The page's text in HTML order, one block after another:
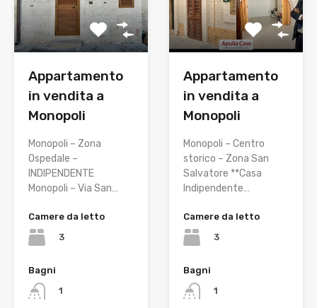
Appartamento
in vendita a
Monopoli
Monopoli – Zona
Ospedale –
INDIPENDENTE
Monopoli – Via San…
Camere da letto
3
Bagni
1
Appartamento
in vendita a
Monopoli
Monopoli – Centro
storico – Zona San
Salvatore **Casa
Indipendente…
Camere da letto
3
Bagni
1